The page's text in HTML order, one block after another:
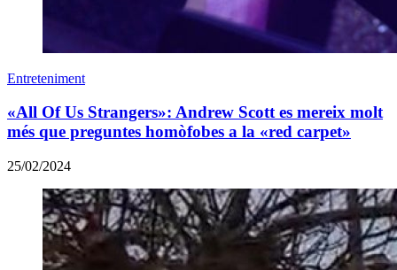
Entreteniment
«All Of Us Strangers»: Andrew Scott es mereix molt
més que preguntes homòfobes a la «red carpet»
25/02/2024